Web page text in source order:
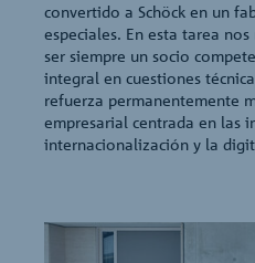
convertido a Schöck en un
especiales. En esta tarea
ser siempre un socio
integral en cuestiones
refuerza permanentemente
empresarial centrada en las
internacionalización y la